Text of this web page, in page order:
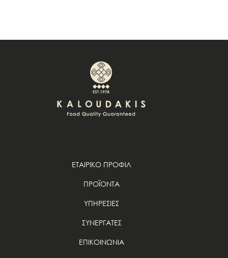
ΕΤΑΙΡΙΚΟ ΠΡΟΦΙΛ
ΠΡΟΪΟΝΤΑ
ΥΠΗΡΕΣΙΕΣ
ΣΥΝΕΡΓΑΤΕΣ
ΕΠΙΚΟΙΝΩΝΙΑ